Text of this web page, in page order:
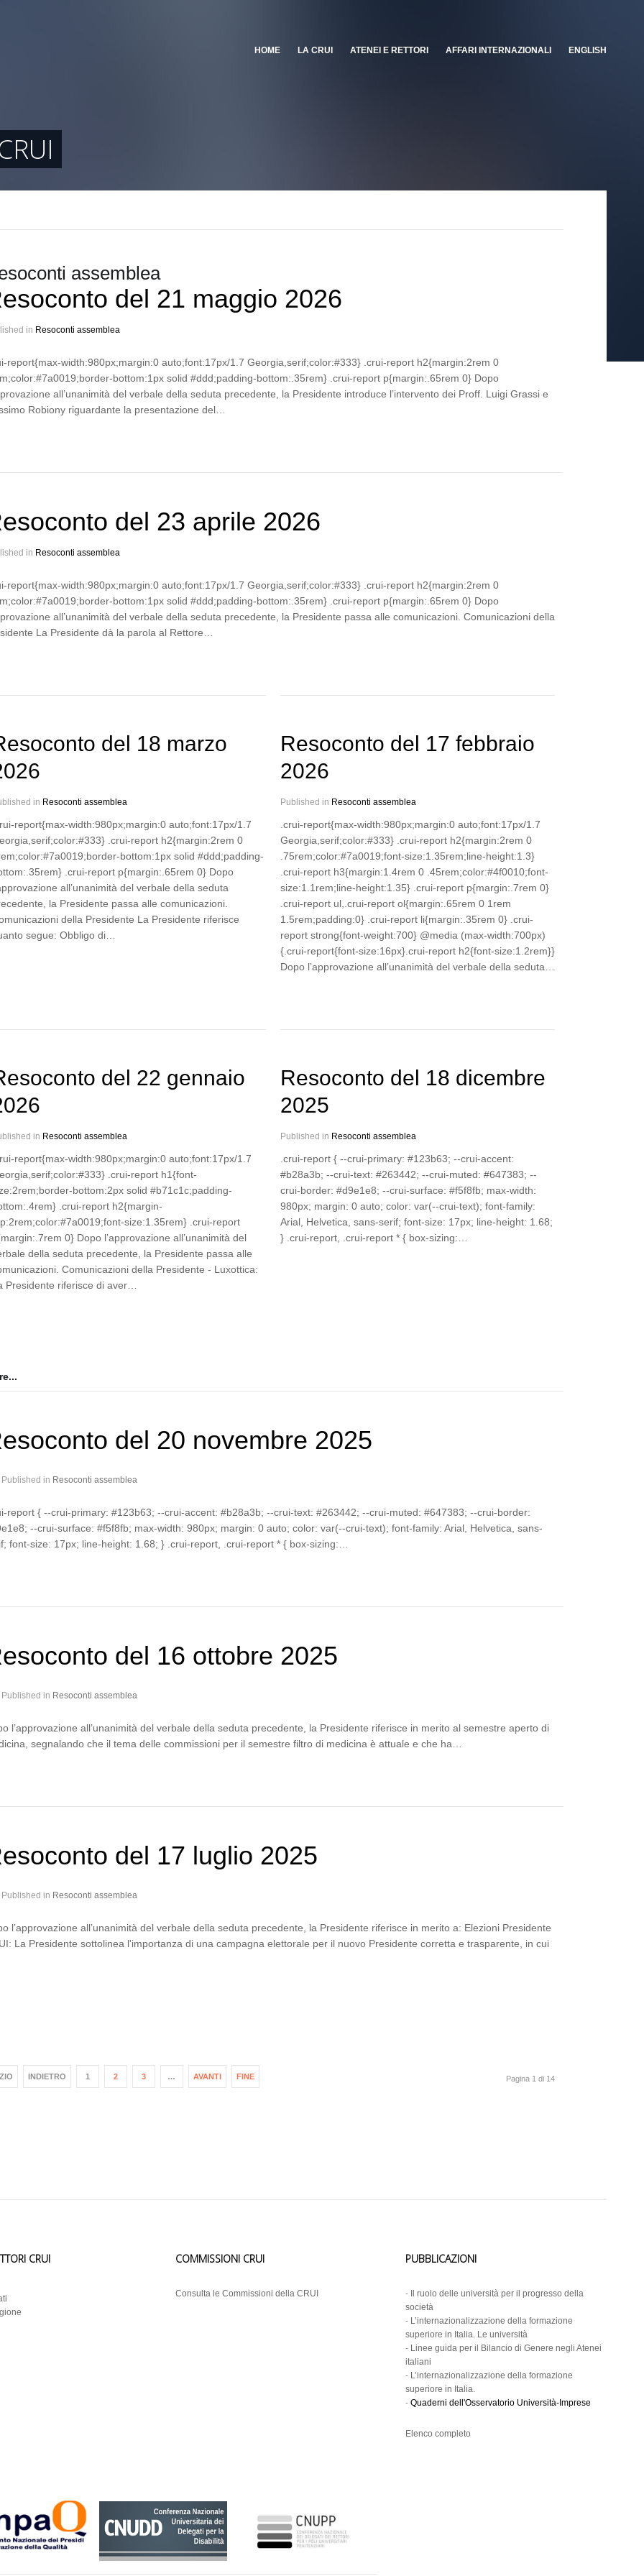
HOME LA CRUI ATENEI E RETTORI AFFARI INTERNAZIONALI ENGLISH
assemblea
del 21 maggio 2026
in Resoconti assemblea
report{max-width:980px;margin:0 auto;font:17px/1.7 Georgia,serif;color:#333} .crui-report h2{margin:2rem 0
bottom:1px solid #ddd;padding-bottom:.35rem} .crui-report p{margin:.65rem 0} Dopo
all’unanimità del verbale della seduta precedente, la Presidente introduce l’intervento dei Proff. Luigi Grassi e
Robiony riguardante la presentazione del…
del 23 aprile 2026
in Resoconti assemblea
report{max-width:980px;margin:0 auto;font:17px/1.7 Georgia,serif;color:#333} .crui-report h2{margin:2rem 0
bottom:1px solid #ddd;padding-bottom:.35rem} .crui-report p{margin:.65rem 0} Dopo
all’unanimità del verbale della seduta precedente, la Presidente passa alle comunicazioni. Comunicazioni della
La Presidente dà la parola al Rettore…
del 18 marzo
in Resoconti assemblea
report{max-width:980px;margin:0 auto;font:17px/1.7
.crui-report h2{margin:2rem 0
bottom:1px solid #ddd;padding-
.crui-report p{margin:.65rem 0} Dopo
all’unanimità del verbale della seduta
la Presidente passa alle comunicazioni.
della Presidente La Presidente riferisce
segue: Obbligo di…
Resoconto del 17 febbraio
2026
Published in Resoconti assemblea
.crui-report{max-width:980px;margin:0 auto;font:17px/1.7
Georgia,serif;color:#333} .crui-report h2{margin:2rem 0
.75rem;color:#7a0019;font-size:1.35rem;line-height:1.3}
.crui-report h3{margin:1.4rem 0 .45rem;color:#4f0010;font-
size:1.1rem;line-height:1.35} .crui-report p{margin:.7rem 0}
.crui-report ul,.crui-report ol{margin:.65rem 0 1rem
1.5rem;padding:0} .crui-report li{margin:.35rem 0} .crui-
report strong{font-weight:700} @media (max-width:700px)
{.crui-report{font-size:16px}.crui-report h2{font-size:1.2rem}}
Dopo l’approvazione all’unanimità del verbale della seduta…
del 22 gennaio
in Resoconti assemblea
report{max-width:980px;margin:0 auto;font:17px/1.7
.crui-report h1{font-
bottom:2px solid #b71c1c;padding-
.crui-report h2{margin-
size:1.35rem} .crui-report
0} Dopo l’approvazione all’unanimità del
della seduta precedente, la Presidente passa alle
Comunicazioni della Presidente - Luxottica:
Presidente riferisce di aver…
Resoconto del 18 dicembre
2025
Published in Resoconti assemblea
.crui-report { --crui-primary: #123b63; --crui-accent:
#b28a3b; --crui-text: #263442; --crui-muted: #647383; --
crui-border: #d9e1e8; --crui-surface: #f5f8fb; max-width:
980px; margin: 0 auto; color: var(--crui-text); font-family:
Arial, Helvetica, sans-serif; font-size: 17px; line-height: 1.68;
} .crui-report, .crui-report * { box-sizing:…
del 20 novembre 2025
Published in Resoconti assemblea
report { --crui-primary: #123b63; --crui-accent: #b28a3b; --crui-text: #263442; --crui-muted: #647383; --crui-border:
--crui-surface: #f5f8fb; max-width: 980px; margin: 0 auto; color: var(--crui-text); font-family: Arial, Helvetica, sans-
font-size: 17px; line-height: 1.68; } .crui-report, .crui-report * { box-sizing:…
del 16 ottobre 2025
Published in Resoconti assemblea
l’approvazione all’unanimità del verbale della seduta precedente, la Presidente riferisce in merito al semestre aperto di
segnalando che il tema delle commissioni per il semestre filtro di medicina è attuale e che ha…
del 17 luglio 2025
Published in Resoconti assemblea
l’approvazione all’unanimità del verbale della seduta precedente, la Presidente riferisce in merito a: Elezioni Presidente
La Presidente sottolinea l'importanza di una campagna elettorale per il nuovo Presidente corretta e trasparente, in cui
INDIETRO 1 2 3 … AVANTI FINE Pagina 1 di 14
CRUI COMMISSIONI CRUI
Consulta le Commissioni della CRUI
PUBBLICAZIONI
-
Il ruolo delle università per il progresso della
società
- L’internazionalizzazione della formazione
superiore in Italia. Le università
- Linee guida per il Bilancio di Genere negli Atenei
italiani
- L’internazionalizzazione della formazione
superiore in Italia.
- Quaderni dell'Osservatorio Università-Imprese
Elenco completo